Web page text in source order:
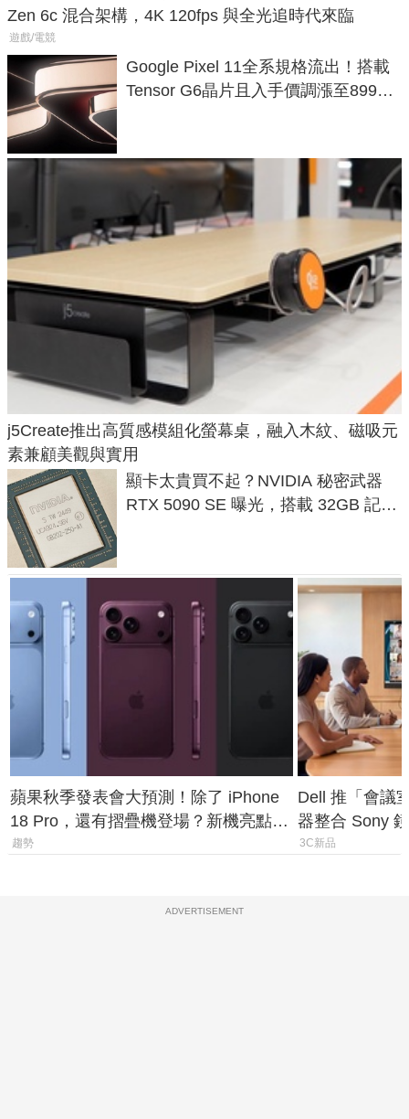
Zen 6c 混合架構，4K 120fps 與全光追時代來臨
遊戲/電競
Google Pixel 11全系規格流出！搭載
Tensor G6晶片且入手價調漲至899美
j5Create推出高質感模組化螢幕桌，融入木紋、磁吸元
素兼顧美觀與實用
顯卡太貴買不起？NVIDIA 秘密武器
RTX 5090 SE 曝光，搭載 32GB 記憶
蘋果秋季發表會大預測！除了 iPhone
18 Pro，還有摺疊機登場？新機亮點預
測一次看
趨勢
Dell 推「會議
器整合 Sony
條 USB-C 就
3C新品
ADVERTISEMENT